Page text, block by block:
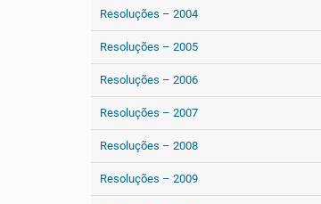
Resoluções – 2004
Resoluções – 2005
Resoluções – 2006
Resoluções – 2007
Resoluções – 2008
Resoluções – 2009